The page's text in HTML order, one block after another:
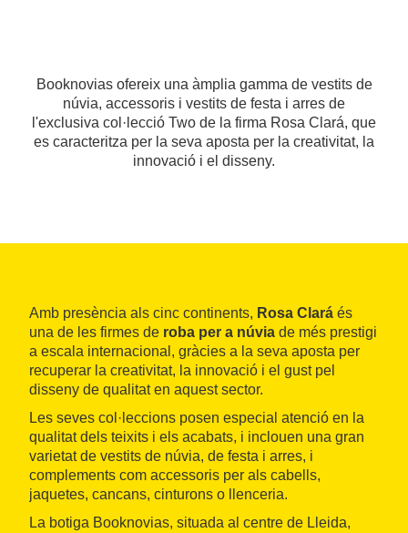
Booknovias ofereix una àmplia gamma de vestits de
núvia, accessoris i vestits de festa i arres de
l'exclusiva col·lecció Two de la firma Rosa Clará, que
es caracteritza per la seva aposta per la creativitat, la
innovació i el disseny.
Amb presència als cinc continents, Rosa Clará és
una de les firmes de roba per a núvia de més prestigi
a escala internacional, gràcies a la seva aposta per
recuperar la creativitat, la innovació i el gust pel
disseny de qualitat en aquest sector.
Les seves col·leccions posen especial atenció en la
qualitat dels teixits i els acabats, i inclouen una gran
varietat de vestits de núvia, de festa i arres, i
complements com accessoris per als cabells,
jaquetes, cancans, cinturons o llenceria.
La botiga Booknovias, situada al centre de Lleida,